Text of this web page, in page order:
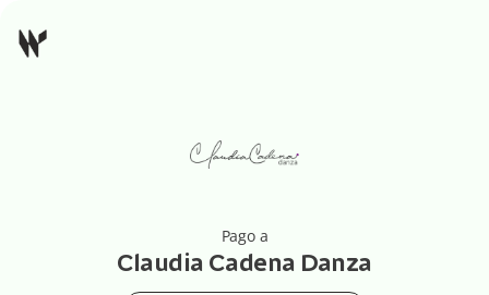
Pago a
Claudia Cadena Danza